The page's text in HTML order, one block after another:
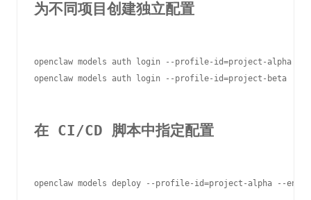
为不同项目创建独立配置
openclaw models auth login --profile-id=project-alpha
openclaw models auth login --profile-id=project-beta
在 CI/CD 脚本中指定配置